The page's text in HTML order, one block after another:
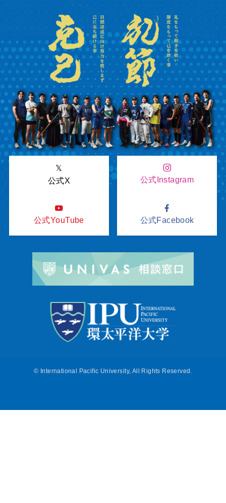
𝕏
公式X
公式Instagram
公式YouTube 公式Facebook
© International Pacific University, All Rights Reserved.